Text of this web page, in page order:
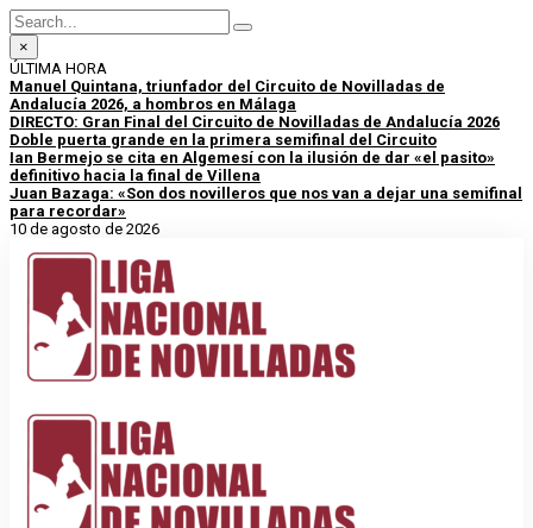
×
ÚLTIMA HORA
Manuel Quintana, triunfador del Circuito de Novilladas de
Andalucía 2026, a hombros en Málaga
DIRECTO: Gran Final del Circuito de Novilladas de Andalucía 2026
Doble puerta grande en la primera semifinal del Circuito
Ian Bermejo se cita en Algemesí con la ilusión de dar «el pasito»
definitivo hacia la final de Villena
Juan Bazaga: «Son dos novilleros que nos van a dejar una semifinal
para recordar»
10 de agosto de 2026